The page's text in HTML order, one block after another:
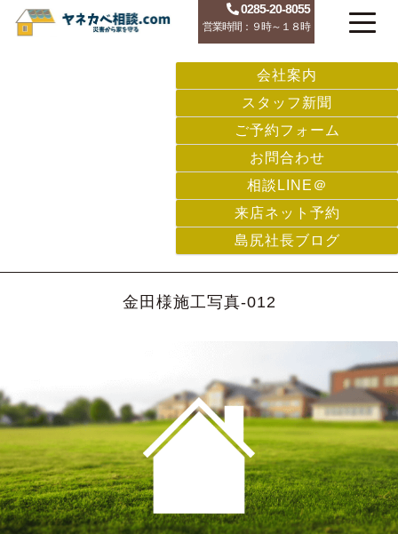
0285-20-8055
営業時間：９時～１８時
会社案内
スタッフ新聞
ご予約フォーム
お問合わせ
相談LINE＠
来店ネット予約
島尻社長ブログ
金田様施工写真-012